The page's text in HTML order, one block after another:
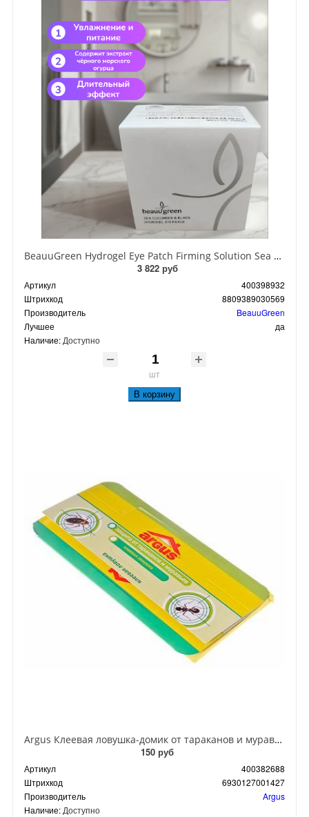
BeauuGreen Hydrogel Eye Patch Firming Solution Sea Cocumber & Black Гидрогелевые патчи для кожи вокруг глаз с экстрактом черного морского огурца 60 шт 90 гр
3 822 руб
Артикул
400398932
Штрихкод
8809389030569
Производитель
BeauuGreen
Лучшее
да
Наличие: Доступно
шт
В корзину
Argus Клеевая ловушка-домик от тараканов и муравьев
150 руб
Артикул
400382688
Штрихкод
6930127001427
Производитель
Argus
Наличие: Доступно